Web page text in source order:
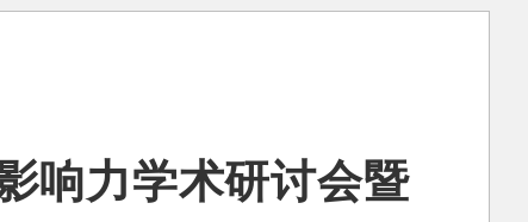
响力学术研讨会暨